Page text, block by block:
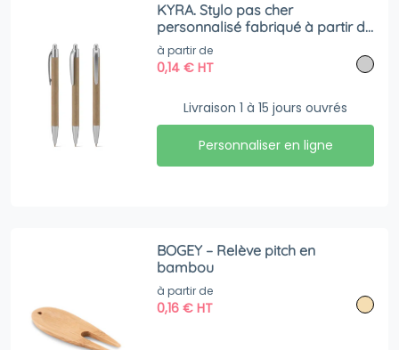
KYRA. Stylo pas cher
personnalisé fabriqué à partir de
papier 100 % recyclé et ABS
recyclé
à partir de
0,14€ HT
Livraison 1 à 15 jours ouvrés
Personnaliser en ligne
BOGEY – Relève pitch en
bambou
à partir de
0,16€ HT